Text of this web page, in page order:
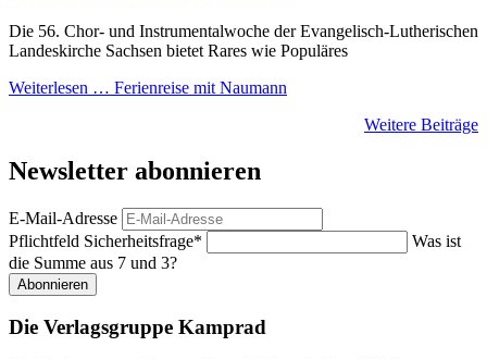
Die 56. Chor- und Instrumentalwoche der Evangelisch-Lutherischen
Landeskirche Sachsen bietet Rares wie Populäres
Weiterlesen … Ferienreise mit Naumann
Weitere Beiträge
Newsletter abonnieren
E-Mail-Adresse
Pflichtfeld Sicherheitsfrage*
Was ist
die Summe aus 7 und 3?
Abonnieren
Die Verlagsgruppe Kamprad